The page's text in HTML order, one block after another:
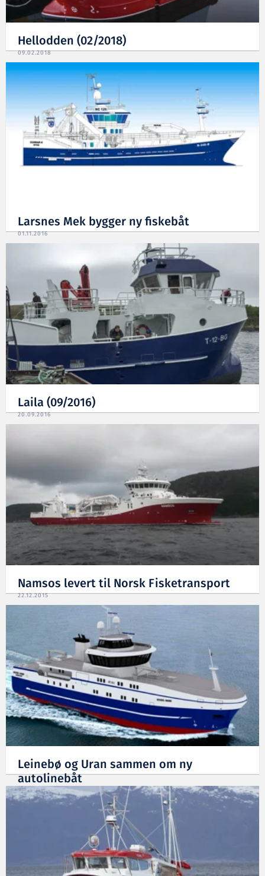
Hellodden (02/2018)
09.02.2018
Larsnes Mek bygger ny fiskebåt
01.11.2016
Laila (09/2016)
20.09.2016
Namsos levert til Norsk Fisketransport
22.12.2015
Leinebø og Uran sammen om ny
autolinebåt
23.08.2013